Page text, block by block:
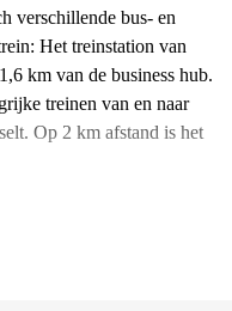
verschillende bus- en
Het treinstation van
km van de business hub.
treinen van en naar
Op 2 km afstand is het